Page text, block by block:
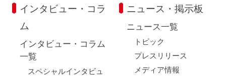
インタビュー・コラ
ム
インタビュー・コラム
一覧
スペシャルインタビュ
ニュース・掲示板
ニュース一覧
トピック
プレスリリース
メディア情報